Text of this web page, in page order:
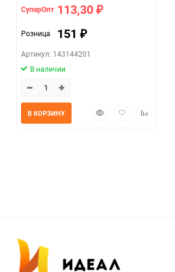
СуперОпт 113,30 ₽
Розница 151 ₽
Артикул: 143144201
В наличии
БыстрыйДобавитьДобавить
В КОРЗИНУ